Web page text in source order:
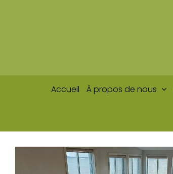
Accueil À propos de nous